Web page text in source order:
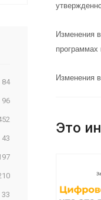
Изменения
программах
Изменения
Это
84
96
43
33